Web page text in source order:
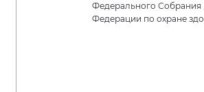
Федерального Собрания
Федерации по охране